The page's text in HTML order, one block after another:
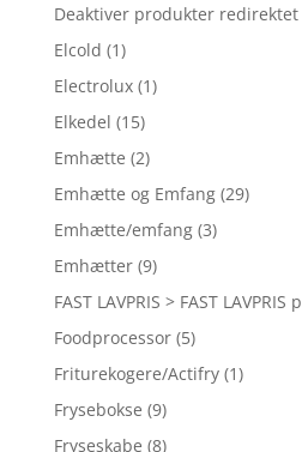
Deaktiver produkter redirektet
Elcold (1)
Electrolux (1)
Elkedel (15)
Emhætte (2)
Emhætte og Emfang (29)
Emhætte/emfang (3)
Emhætter (9)
FAST LAVPRIS > FAST
Foodprocessor (5)
Friturekogere/Actifry (1)
Frysebokse (9)
Fryseskabe (8)